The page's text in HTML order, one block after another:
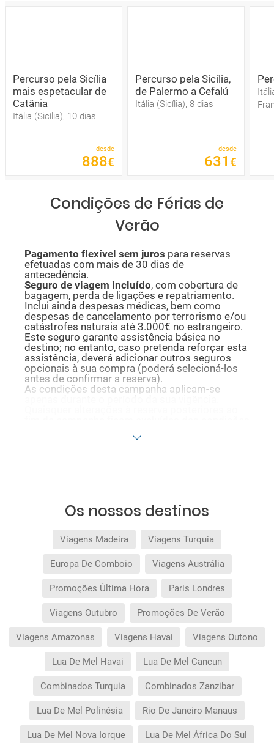
Percurso pela Sicília
mais espetacular de
Catânia
Itália (Sicília), 10 dias
desde
888€
Percurso pela Sicília,
de Palermo a Cefalú
Itália (Sicília), 8 dias
desde
631 €
Condições de Férias de
Verão
Pagamento flexível sem juros para reservas
efetuadas com mais de 30 dias de
antecedência.
Seguro de viagem incluído, com cobertura de
bagagem, perda de ligações e repatriamento.
Inclui ainda despesas médicas, bem como
despesas de cancelamento por terrorismo e/ou
catástrofes naturais até 3.000€ no estrangeiro.
Este seguro garante assistência básica no
destino; no entanto, caso pretenda reforçar esta
assistência, deverá adicionar outros seguros
opcionais à sua compra (poderá selecioná-los
antes de confirmar a reserva).
As condições desta campanha aplicam-se
Desconto não acumulável.
Os nossos destinos
Viagens Madeira Viagens Turquia
Europa De Comboio Viagens Austrália
Promoções Última Hora Paris Londres
Viagens Outubro Promoções De Verão
Viagens Amazonas Viagens Havai Viagens Outono
Lua De Mel Havai Lua De Mel Cancun
Combinados Turquia Combinados Zanzibar
Lua De Mel Polinésia Rio De Janeiro Manaus
Lua De Mel Nova Iorque Lua De Mel África Do Sul